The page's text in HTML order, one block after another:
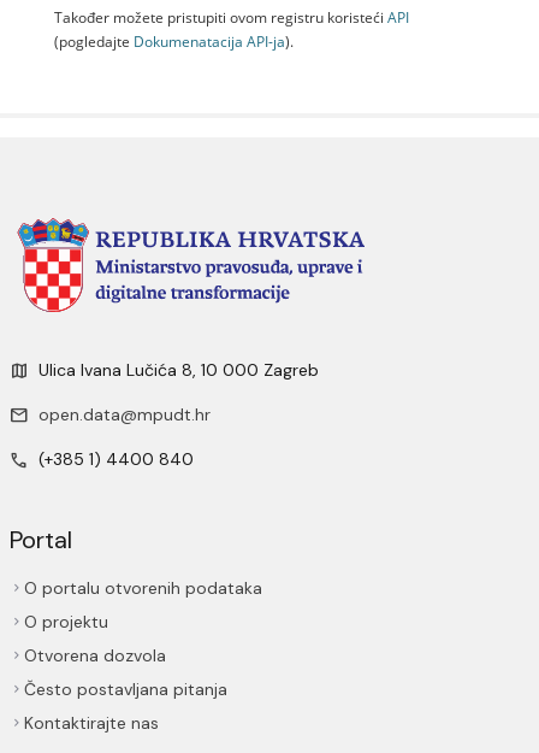
Također možete pristupiti ovom registru koristeći API
(pogledajte Dokumenаtаcijа API-jа).